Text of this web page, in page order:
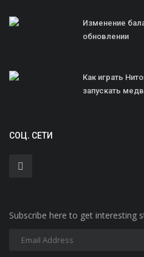
Изменение
обновлении
Как играть
запускать
СОЦ. СЕТИ
Subscribe here to get interesting